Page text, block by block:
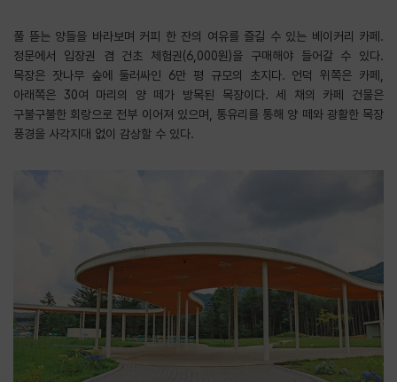
풀 뜯는 양들을 바라보며 커피 한 잔의 여유를 즐길 수 있는 베이커리 카페.
정문에서 입장권 겸 건초 체험권(6,000원)을 구매해야 들어갈 수 있다.
목장은 잣나무 숲에 둘러싸인 6만 평 규모의 초지다. 언덕 위쪽은 카페,
아래쪽은 30여 마리의 양 떼가 방목된 목장이다. 세 채의 카페 건물은
구불구불한 회랑으로 전부 이어져 있으며, 통유리를 통해 양 떼와 광활한 목장
풍경을 사각지대 없이 감상할 수 있다.